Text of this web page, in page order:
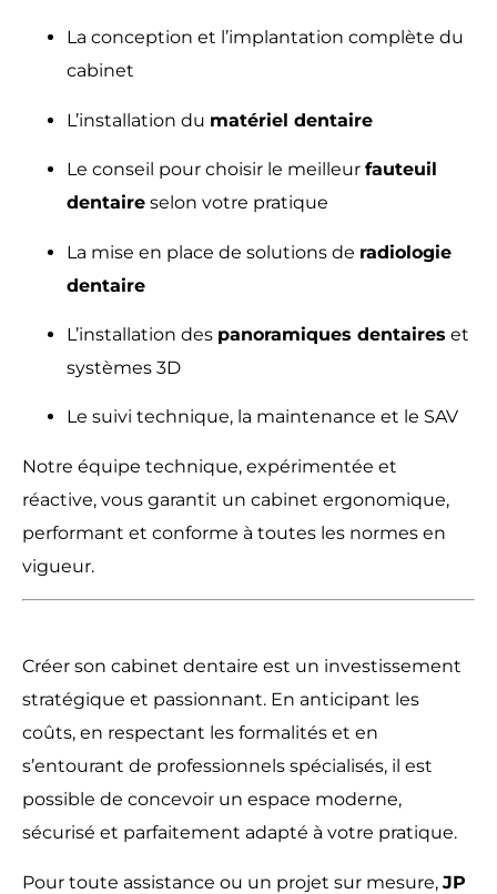
La conception et l’implantation complète du
cabinet
L’installation du matériel dentaire
Le conseil pour choisir le meilleur fauteuil
dentaire selon votre pratique
La mise en place de solutions de radiologie
dentaire
L’installation des panoramiques dentaires et
systèmes 3D
Le suivi technique, la maintenance et le SAV
Notre équipe technique, expérimentée et
réactive, vous garantit un cabinet ergonomique,
performant et conforme à toutes les normes en
vigueur.
Créer son cabinet dentaire est un investissement
stratégique et passionnant. En anticipant les
coûts, en respectant les formalités et en
s’entourant de professionnels spécialisés, il est
possible de concevoir un espace moderne,
sécurisé et parfaitement adapté à votre pratique.
Pour toute assistance ou un projet sur mesure, JP